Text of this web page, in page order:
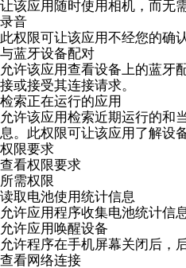
让该应用随时使用相机，而无
录音
此权限可让该应用不经您的确
与蓝牙设备配对
允许该应用查看设备上的蓝牙
接或接受其连接请求。
检索正在运行的应用
允许该应用检索近期运行的和
息。此权限可让该应用了解设
权限要求
查看权限要求
所需权限
读取电池使用统计信息
允许应用程序收集电池统计信息
允许应用唤醒设备
允许程序在手机屏幕关闭后，
查看网络连接